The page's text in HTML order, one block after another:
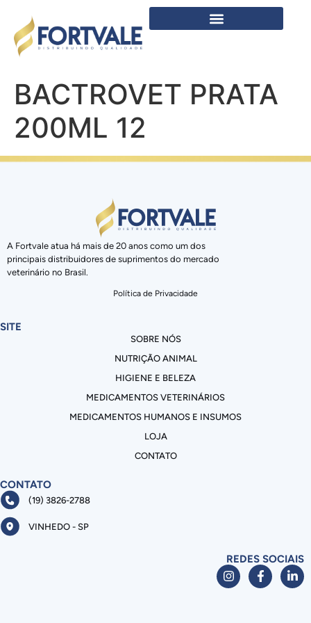
BACTROVET PRATA
200ML 12
A Fortvale atua há mais de 20 anos como um dos
principais distribuidores de suprimentos do mercado
veterinário no Brasil.
Política de Privacidade
SITE
SOBRE NÓS
NUTRIÇÃO ANIMAL
HIGIENE E BELEZA
MEDICAMENTOS VETERINÁRIOS
MEDICAMENTOS HUMANOS E INSUMOS
LOJA
CONTATO
CONTATO
(19) 3826-2788
VINHEDO - SP
REDES SOCIAIS